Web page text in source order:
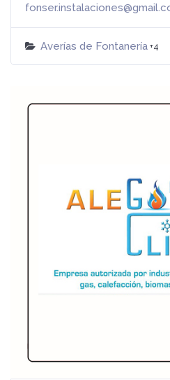
Averías de Fontanería +4